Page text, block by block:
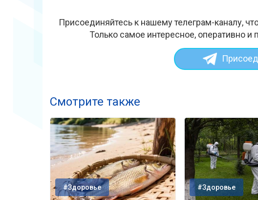
Присоединяйтесь к нашему телеграм-каналу,
Только самое интересное, оперативно и
Смотрите также
#Здоровье #Здоровье